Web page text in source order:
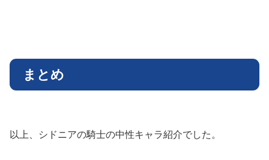
まとめ
以上、シドニアの騎士の中性キャラ紹介でした。